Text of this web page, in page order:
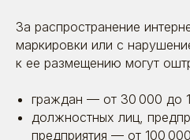
За распространение
маркировки или с
к ее размещению могут
граждан — от 30 000 до
должностных лиц,
предприятия — от 100